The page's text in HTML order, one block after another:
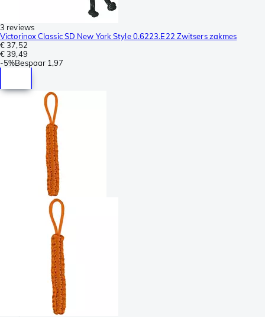
3 reviews
Victorinox Classic SD New York Style 0.6223.E22 Zwitsers zakmes
€ 37,52
€ 39,49
-5%Bespaar 1,97